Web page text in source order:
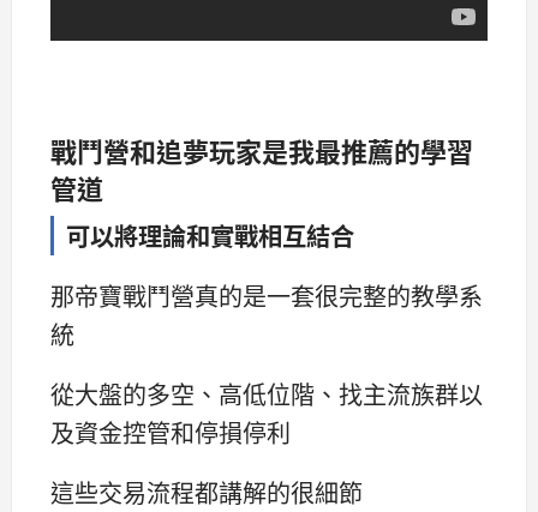
戰鬥營和追夢玩家是我最推薦的學習
管道
可以將理論和實戰相互結合
那帝寶戰鬥營真的是一套很完整的教學系
統
從大盤的多空、高低位階、找主流族群以
及資金控管和停損停利
這些交易流程都講解的很細節